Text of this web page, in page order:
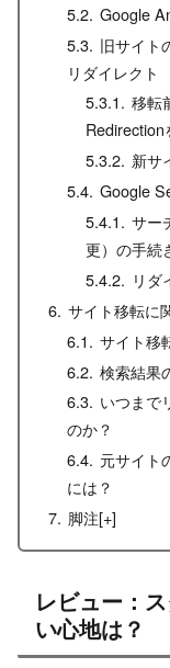
Google
旧サイト
リダイレクト
移転
Redirection
新サ
Google
サー
更）の手続
リダ
サイト移転に
サイト移
検索結果
いつまで
のか？
元サイト
には？
脚注[+]
レビュー：
い心地は？